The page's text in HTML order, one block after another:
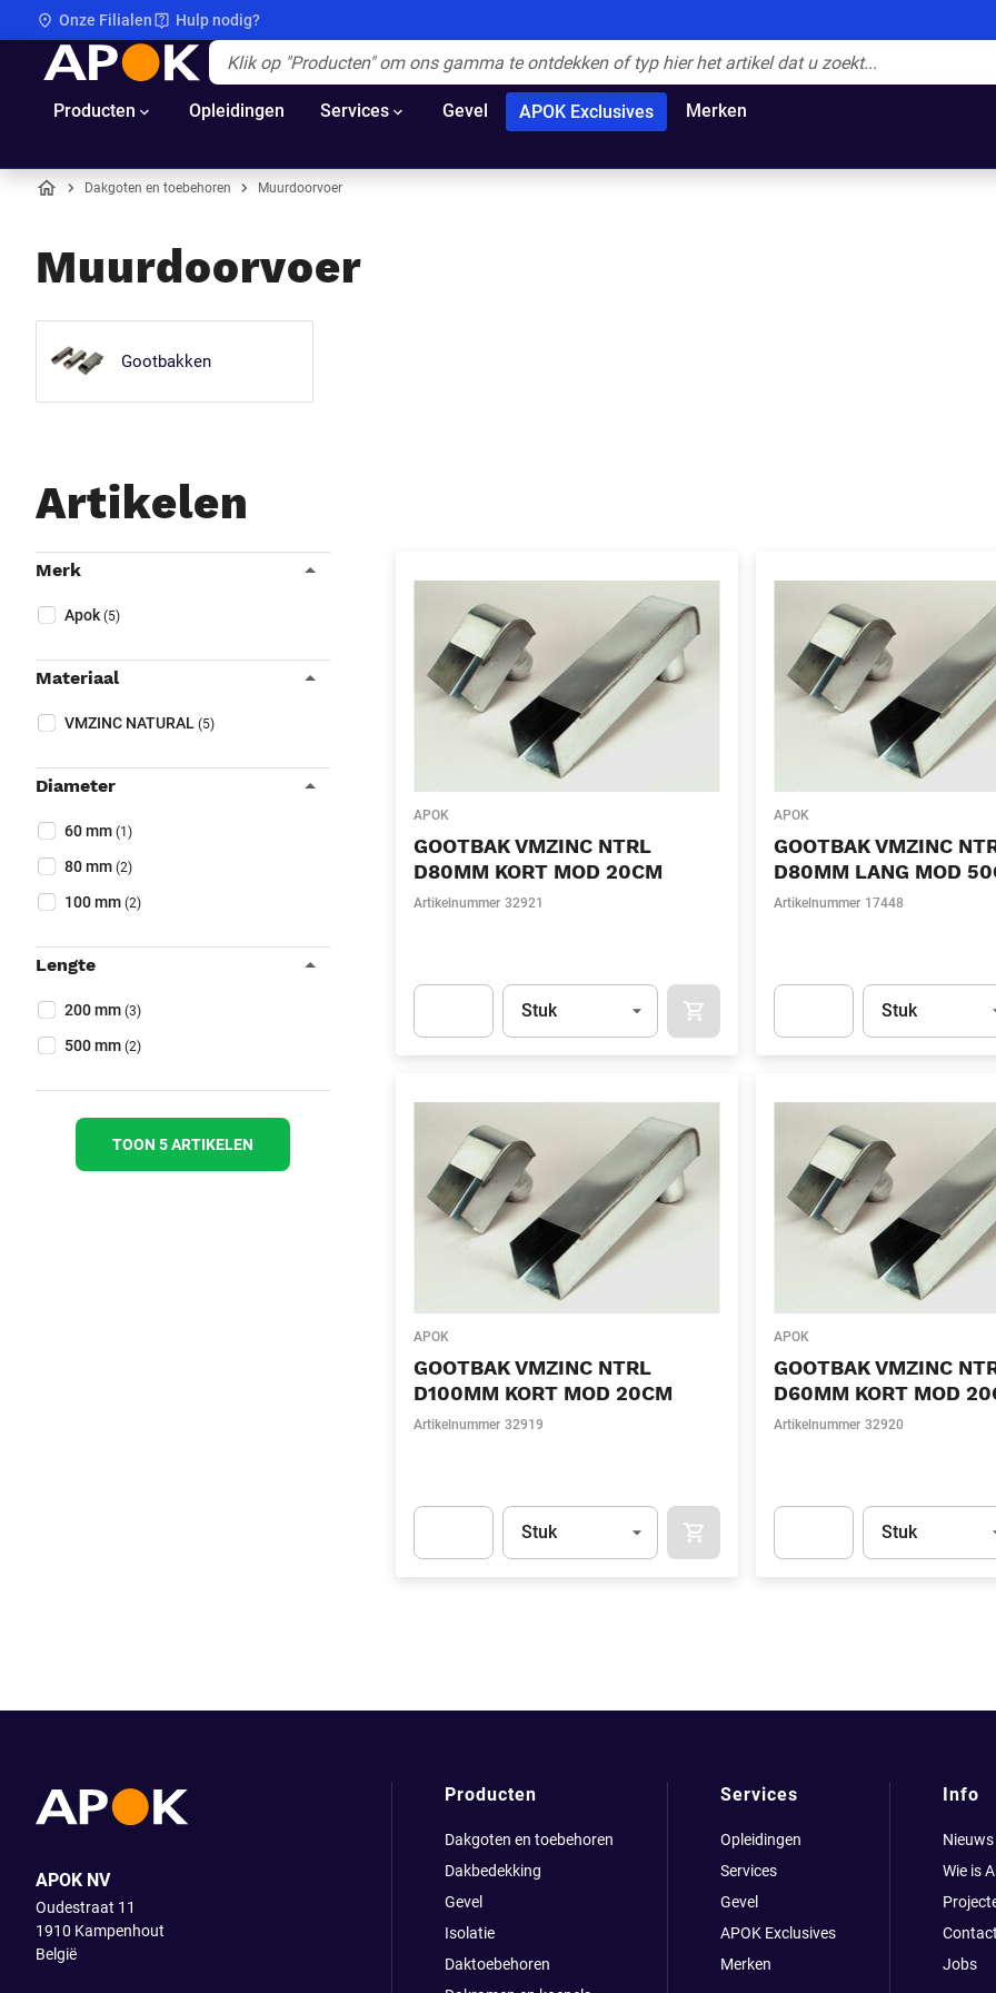
Onze Filialen Hulp nodig?
APOK
Producten Opleidingen Services Gevel APOK Exclusives Merken
Dakgoten en toebehoren Muurdoorvoer
Muurdoorvoer
Gootbakken
Artikelen
Filters
Merk
Merk (Optioneel)
Apok (5)
Materiaal
Materiaal (Optioneel)
VMZINC NATURAL (5)
Diameter
Diameter (Optioneel)
60 mm (1)
80 mm (2)
100 mm (2)
Lengte
Lengte (Optioneel)
200 mm (3)
500 mm (2)
TOON 5 ARTIKELEN
APOK
GOOTBAK VMZINC NTRL
D80MM KORT MOD 20CM
Artikelnummer 32921
Eenheid
Stuk
APOK
GOOTBAK VMZINC
D80MM LANG MOD
Artikelnummer 17448
Eenheid
Stuk
APOK
GOOTBAK VMZINC NTRL
D100MM KORT MOD 20CM
Artikelnummer 32919
Eenheid
Stuk
APOK
GOOTBAK VMZINC
D60MM KORT MOD
Artikelnummer 32920
Eenheid
Stuk
APOK NV
Oudestraat 11
1910 Kampenhout
België
Producten
Dakgoten en toebehoren
Dakbedekking
Gevel
Isolatie
Daktoebehoren
Services
Opleidingen
Services
Gevel
APOK Exclusives
Merken
Info
Nieuws
Wie is
Contact
Jobs